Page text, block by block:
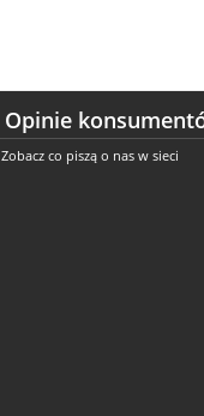
Opinie
Zobacz co piszą o nas w sieci